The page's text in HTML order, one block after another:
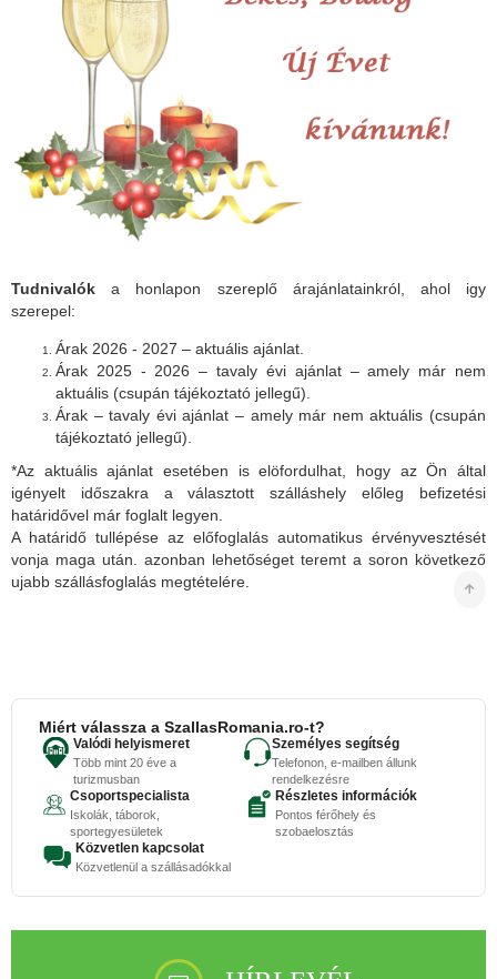
Tudnivalók a honlapon szereplő árajánlatainkról, ahol igy
szerepel:
Árak 2026 - 2027 – aktuális ajánlat.
Árak 2025 - 2026 – tavaly évi ajánlat – amely már nem
aktuális (csupán tájékoztató jellegű).
Árak – tavaly évi ajánlat – amely már nem aktuális (csupán
tájékoztató jellegű).
*Az aktuális ajánlat esetében is elöfordulhat, hogy az Ön által
igényelt időszakra a választott szálláshely előleg befizetési
határidővel már foglalt legyen.
A határidő tullépése az előfoglalás automatikus érvényvesztését
vonja maga után. azonban lehetőséget teremt a soron következő
ujabb szállásfoglalás megtételére.
Miért válassza a SzallasRomania.ro-t?
Valódi helyismeret
Több mint 20 éve a
turizmusban
Személyes segítség
Telefonon, e-mailben állunk
rendelkezésre
Csoportspecialista
Iskolák, táborok,
sportegyesületek
Részletes információk
Pontos férőhely és
szobaelosztás
Közvetlen kapcsolat
Közvetlenül a szállásadókkal